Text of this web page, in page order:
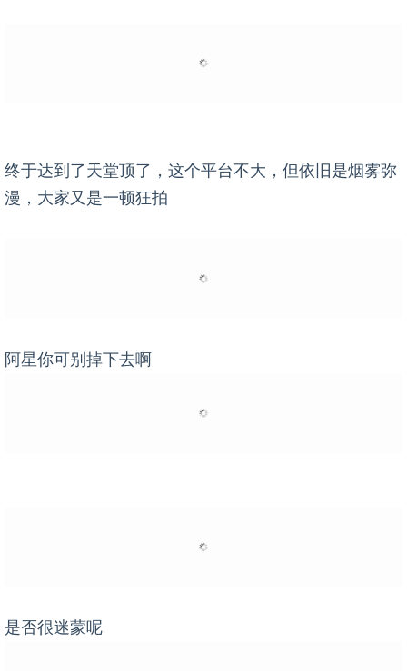
终于达到了天堂顶了，这个平台不大，但依旧是烟雾弥
漫，大家又是一顿狂拍
阿星你可别掉下去啊
是否很迷蒙呢